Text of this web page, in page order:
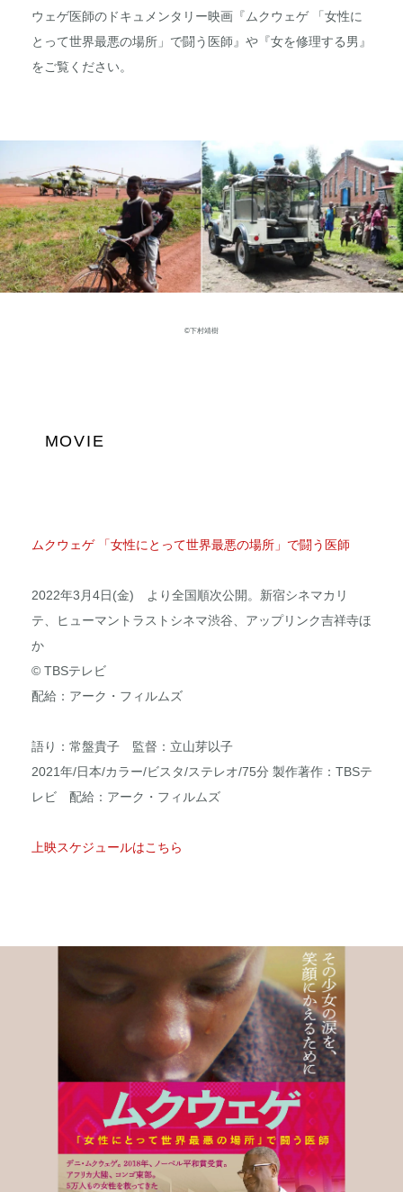
ウェゲ医師のドキュメンタリー映画『ムクウェゲ 「女性に
とって世界最悪の場所」で闘う医師』や『女を修理する男』
をご覧ください。
©下村靖樹
MOVIE
ムクウェゲ 「女性にとって世界最悪の場所」で闘う医師
2022年3月4日(金) より全国順次公開。新宿シネマカリ
テ、ヒューマントラストシネマ渋谷、アップリンク吉祥寺ほ
か
© TBSテレビ
配給：アーク・フィルムズ
語り：常盤貴子 監督：立山芽以子
2021年/日本/カラー/ビスタ/ステレオ/75分 製作著作：TBSテ
レビ 配給：アーク・フィルムズ
上映スケジュールはこちら